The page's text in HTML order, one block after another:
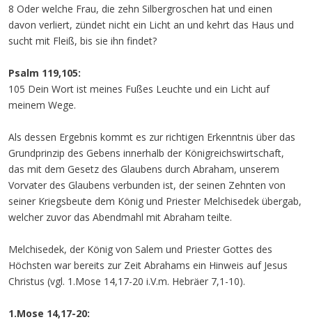
8 Oder welche Frau, die zehn Silbergroschen hat und einen
davon verliert, zündet nicht ein Licht an und kehrt das Haus und
sucht mit Fleiß, bis sie ihn findet?
Psalm 119,105:
105 Dein Wort ist meines Fußes Leuchte und ein Licht auf
meinem Wege.
Als dessen Ergebnis kommt es zur richtigen Erkenntnis über das
Grundprinzip des Gebens innerhalb der Königreichswirtschaft,
das mit dem Gesetz des Glaubens durch Abraham, unserem
Vorvater des Glaubens verbunden ist, der seinen Zehnten von
seiner Kriegsbeute dem König und Priester Melchisedek übergab,
welcher zuvor das Abendmahl mit Abraham teilte.
Melchisedek, der König von Salem und Priester Gottes des
Höchsten war bereits zur Zeit Abrahams ein Hinweis auf Jesus
Christus (vgl. 1.Mose 14,17-20 i.V.m. Hebräer 7,1-10).
1.Mose 14,17-20: